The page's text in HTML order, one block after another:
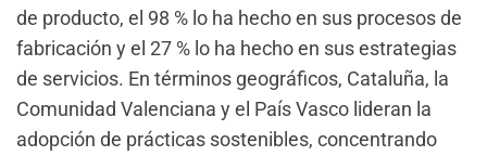
de producto, el 98 % lo ha hecho en sus procesos de
fabricación y el 27 % lo ha hecho en sus estrategias
de servicios. En términos geográficos, Cataluña, la
Comunidad Valenciana y el País Vasco lideran la
adopción de prácticas sostenibles, concentrando